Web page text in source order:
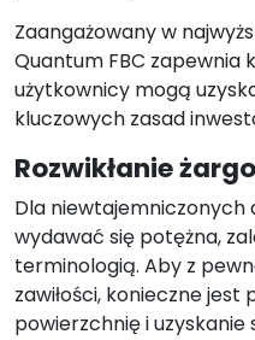
Zaangażowany w
Quantum FBC zapewnia
użytkownicy mogą
kluczowych zasad
Rozwikłanie
Dla
wydawać się potężna,
terminologią. Aby z
zawiłości, konieczne jest
powierzchnię i